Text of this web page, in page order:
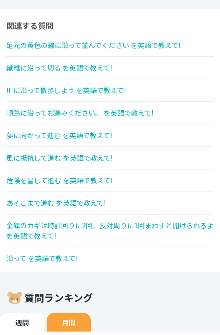
関連する質問
足元の黄色の線に沿って並んでください を英語で教えて!
繊維に沿って切る を英語で教えて!
川に沿って散歩しよう を英語で教えて!
順路に沿ってお進みください。 を英語で教えて!
夢に向かって進む を英語で教えて!
風に抵抗して進む を英語で教えて!
危険を冒して進む を英語で教えて!
あそこまで進む を英語で教えて!
金庫のカギは時計回りに2回、反対周りに1回まわすと開けられるよ
を英語で教えて!
沿って を英語で教えて!
質問ランキング
週間 月間